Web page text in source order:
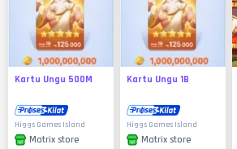
Kartu Ungu 500M
Higgs Games Island
Matrix store
Kartu Ungu 1B
Higgs Games Island
Matrix store